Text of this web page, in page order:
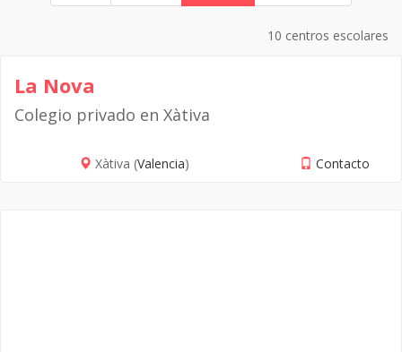
10 centros escolares
La Nova
Colegio privado en Xàtiva
Xàtiva (Valencia) Contacto